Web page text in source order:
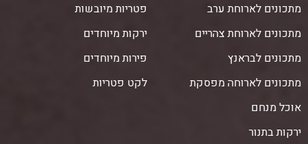
מתכונים לארוחת ערב
מתכונים לארוחת צהריים
מתכונים לבראנץ
מתכונים לארוחה מפסקת
אוכל מנחם
ירקות בתנור
פטריות מיובשות
ירקות מיוחדים
פירות מיוחדים
לקט פטריות